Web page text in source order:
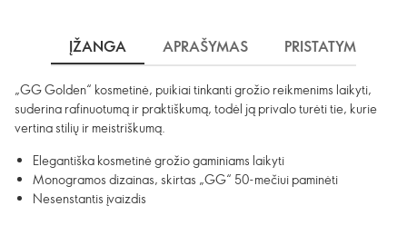
ĮŽANGA APRAŠYMAS PRISTATYMAS
„GG Golden“ kosmetinė, puikiai tinkanti grožio reikmenims laikyti,
suderina rafinuotumą ir praktiškumą, todėl ją privalo turėti tie, kurie
vertina stilių ir meistriškumą.
Elegantiška kosmetinė grožio gaminiams laikyti
Monogramos dizainas, skirtas „GG“ 50-mečiui paminėti
Nesenstantis įvaizdis